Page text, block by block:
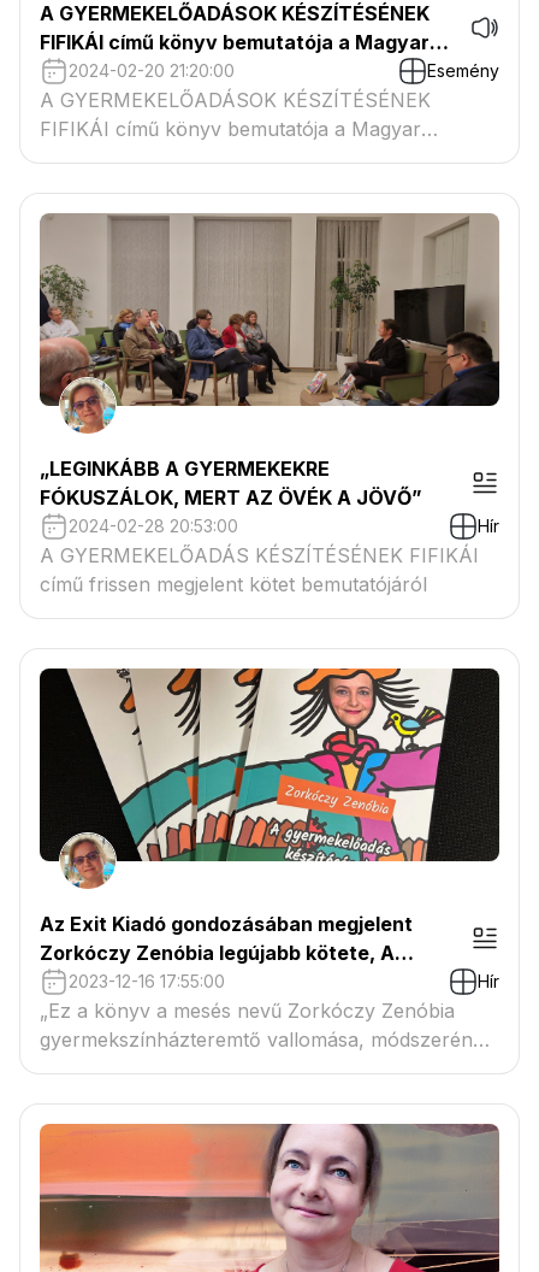
A GYERMEKELŐADÁSOK KÉSZÍTÉSÉNEK
FIFIKÁI című könyv bemutatója a Magyar
Művészeti Akadémián
2024-02-20 21:20:00 Esemény
A GYERMEKELŐADÁSOK KÉSZÍTÉSÉNEK
FIFIKÁI című könyv bemutatója a Magyar
Művészeti Akadémián
„LEGINKÁBB A GYERMEKEKRE
FÓKUSZÁLOK, MERT AZ ÖVÉK A JÖVŐ”
2024-02-28 20:53:00 Hír
A GYERMEKELŐADÁS KÉSZÍTÉSÉNEK FIFIKÁI
című frissen megjelent kötet bemutatójáról
Az Exit Kiadó gondozásában megjelent
Zorkóczy Zenóbia legújabb kötete, A
gyermekelőadás készítésének fifikái címmel.
2023-12-16 17:55:00 Hír
„Ez a könyv a mesés nevű Zorkóczy Zenóbia
gyermekszínház­teremtő vallomása, módszerének
személyes hangú bemutatása. Lessük el játékos
kedve, fáradhatatlan kommunikatív jelenléte,
bizakodása titkait.” (Egyed Emese)